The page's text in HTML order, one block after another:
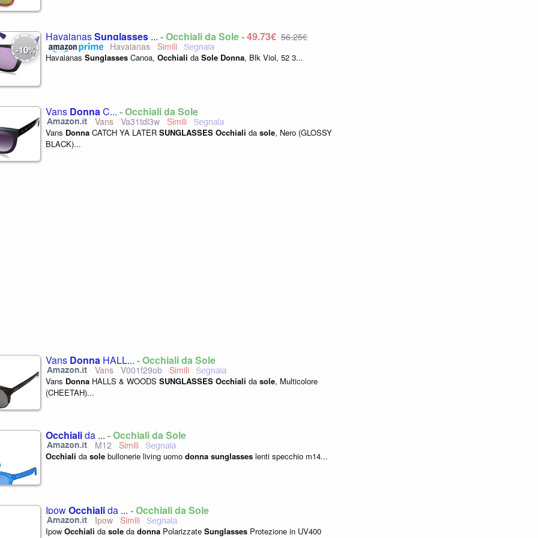
-10%
HavaianasSunglasses ... - Occhiali da Sole -49,73€ 56,25€
Havaianas
Havaianas Sunglasses Canoa, Occhiali da Sole Donna, Blk Viol, 52 3...
Vans DonnaC... - Occhiali da Sole
Vans Va31tdl3w
Vans Donna CATCH YA LATER SUNGLASSES Occhiali da sole, Nero (GLOSSY
BLACK)...
Vans Donna HALL... - Occhiali da Sole
Vans V001f29ob
Vans Donna HALLS & WOODS SUNGLASSES Occhiali da sole, Multicolore
(CHEETAH)...
Occhialida ... - Occhiali da Sole
M12
Occhiali da sole bullonerie living uomo donna sunglasses lenti specchio m14...
IpowOcchialida ... - Occhiali da Sole
Ipow
Ipow Occhiali da sole da donna Polarizzate Sunglasses Protezione in UV400